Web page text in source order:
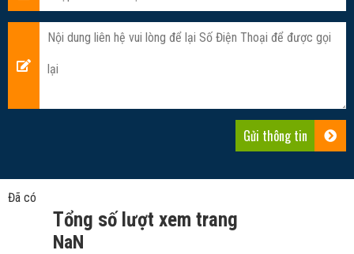
Đã có
Tổng số lượt xem trang
NaN